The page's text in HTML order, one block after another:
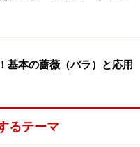
ものの生産や加工、流
てくださったかたな
ょう。
ーです。
基本の薔薇（バラ）と応用
るテーマ